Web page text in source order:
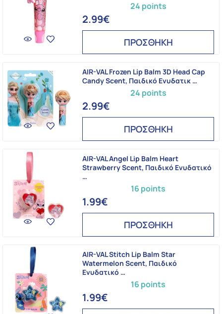
24 points
2.99€
ΠΡΟΣΘΗΚΗ
24 points
AIR-VAL Frozen Lip Balm 3D Head Cap
Candy Scent, Παιδικό Ενυδατικ …
2.99€
ΠΡΟΣΘΗΚΗ
16 points
AIR-VAL Angel Lip Balm Heart
Strawberry Scent, Παιδικό Ενυδατικό
…
1.99€
ΠΡΟΣΘΗΚΗ
16 points
AIR-VAL Stitch Lip Balm Star
Watermelon Scent, Παιδικό
Ενυδατικό …
1.99€